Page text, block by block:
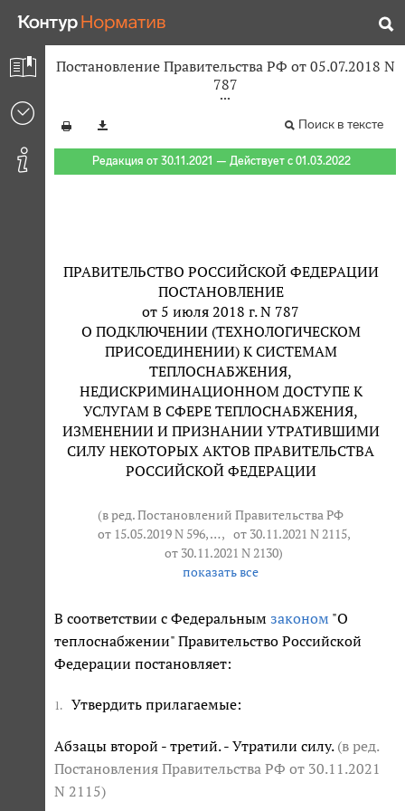
Постановление Правительства РФ от 05.07.2018 N
787
Поиск в тексте
Редакция от 30.11.2021 — Действует с 01.03.2022
ПРАВИТЕЛЬСТВО РОССИЙСКОЙ ФЕДЕРАЦИИ
ПОСТАНОВЛЕНИЕ
от 5 июля 2018 г. N 787
О ПОДКЛЮЧЕНИИ (ТЕХНОЛОГИЧЕСКОМ
ПРИСОЕДИНЕНИИ) К СИСТЕМАМ
ТЕПЛОСНАБЖЕНИЯ,
НЕДИСКРИМИНАЦИОННОМ ДОСТУПЕ К
УСЛУГАМ В СФЕРЕ ТЕПЛОСНАБЖЕНИЯ,
ИЗМЕНЕНИИ И ПРИЗНАНИИ УТРАТИВШИМИ
СИЛУ НЕКОТОРЫХ АКТОВ ПРАВИТЕЛЬСТВА
РОССИЙСКОЙ ФЕДЕРАЦИИ
(в ред. Постановлений Правительства РФ
от 15.05.2019 N 596, … , от 30.11.2021 N 2115,
от 30.11.2021 N 2130)
показать все
В соответствии с Федеральным законом "О
теплоснабжении" Правительство Российской
Федерации постановляет:
1. Утвердить прилагаемые:
Абзацы второй - третий. - Утратили силу. (в ред.
Постановления Правительства РФ от 30.11.2021
N 2115)